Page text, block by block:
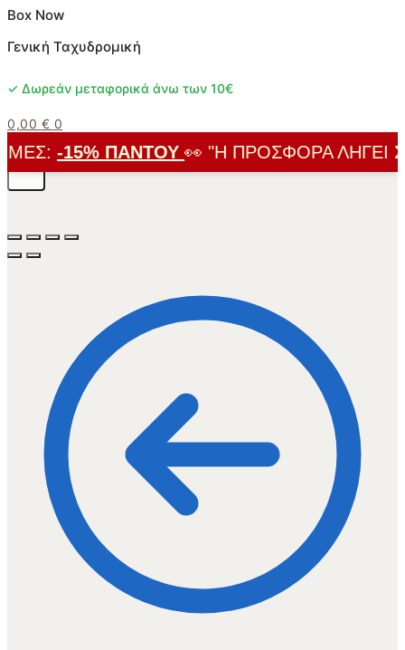
Box Now
Γενική Ταχυδρομική
✓ Δωρεάν μεταφορικά άνω των 10€
0,00 € 0
-15% ΠΑΝΤΟΎ👀 "Η ΠΡΟΣΦΟΡΆ ΛΉΓΕΙ